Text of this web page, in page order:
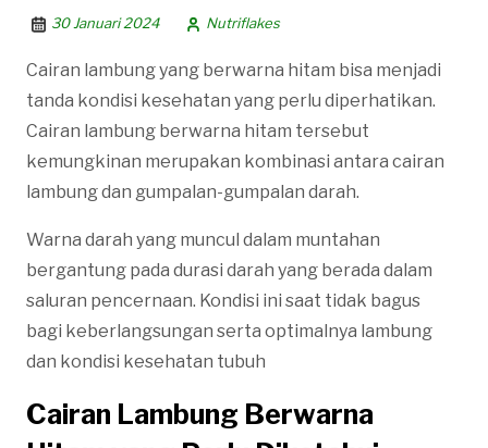
30 Januari 2024 Nutriflakes
Cairan lambung yang berwarna hitam bisa menjadi
tanda kondisi kesehatan yang perlu diperhatikan.
Cairan lambung berwarna hitam tersebut
kemungkinan merupakan kombinasi antara cairan
lambung dan gumpalan-gumpalan darah.
Warna darah yang muncul dalam muntahan
bergantung pada durasi darah yang berada dalam
saluran pencernaan. Kondisi ini saat tidak bagus
bagi keberlangsungan serta optimalnya lambung
dan kondisi kesehatan tubuh
Cairan Lambung Berwarna